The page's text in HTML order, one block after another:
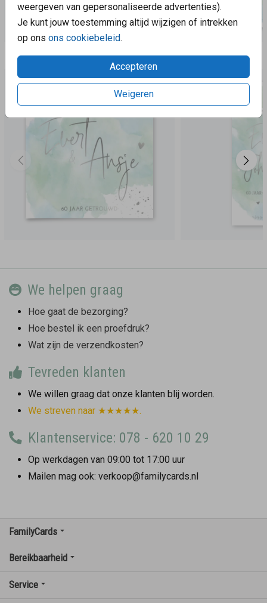
weergeven van gepersonaliseerde advertenties).
Je kunt jouw toestemming altijd wijzigen of intrekken
op ons ons cookiebeleid.
Accepteren
Weigeren
Aanbevolen
We helpen graag
Hoe gaat de bezorging?
Hoe bestel ik een proefdruk?
Wat zijn de verzendkosten?
Tevreden klanten
We willen graag dat onze klanten blij worden.
We streven naar ★★★★★.
Klantenservice: 078 - 620 10 29
Op werkdagen van 09:00 tot 17:00 uur
Mailen mag ook: verkoop@familycards.nl
FamilyCards
Bereikbaarheid
Service